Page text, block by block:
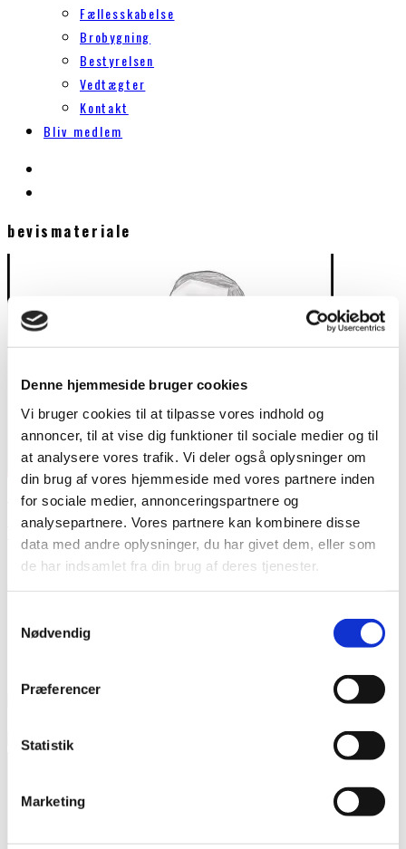
Denne hjemmeside bruger cookies
Vi bruger cookies til at tilpasse vores indhold og
annoncer, til at vise dig funktioner til sociale medier og til
at analysere vores trafik. Vi deler også oplysninger om
din brug af vores hjemmeside med vores partnere inden
for sociale medier, annonceringspartnere og
analysepartnere. Vores partnere kan kombinere disse
data med andre oplysninger, du har givet dem, eller som
de har indsamlet fra din brug af deres tjenester.
Nødvendig
Præferencer
Statistik
Marketing
Fællesskabelse
Brobygning
Bestyrelsen
Vedtægter
Kontakt
Bliv medlem
bevismateriale
Retssagen mod Anders Behring Breivik fra dag 3 til dag 7
Outsideren
Seneste artikler
7. maj 2012
Katrine Fokdal følger retssagen mod Breivik i Norge. Følg med i,